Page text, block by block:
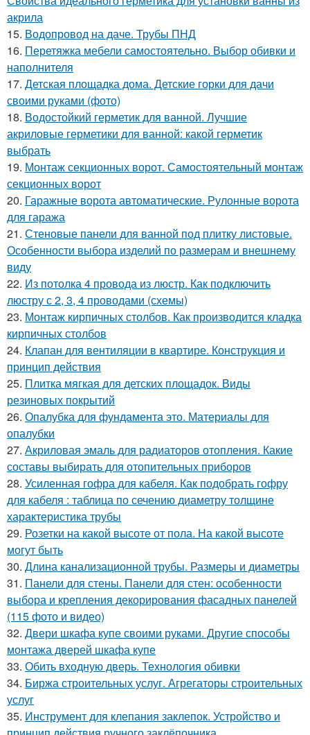
акрила
15. Водопровод на даче. Трубы ПНД
16. Перетяжка мебели самостоятельно. Выбор обивки и
наполнителя
17. Детская площадка дома. Детские горки для дачи
своими руками (фото)
18. Водостойкий герметик для ванной. Лучшие
акриловые герметики для ванной: какой герметик
выбрать
19. Монтаж секционных ворот. Самостоятельный монтаж
секционных ворот
20. Гаражные ворота автоматические. Рулонные ворота
для гаража
21. Стеновые панели для ванной под плитку листовые.
Особенности выбора изделий по размерам и внешнему
виду
22. Из потолка 4 провода из люстр. Как подключить
люстру с 2, 3, 4 проводами (схемы)
23. Монтаж кирпичных столбов. Как производится кладка
кирпичных столбов
24. Клапан для вентиляции в квартире. Конструкция и
принцип действия
25. Плитка мягкая для детских площадок. Виды
резиновых покрытий
26. Опалубка для фундамента это. Материалы для
опалубки
27. Акриловая эмаль для радиаторов отопления. Какие
составы выбирать для отопительных приборов
28. Усиленная гофра для кабеля. Как подобрать гофру
для кабеля : таблица по сечению диаметру толщине
характеристика трубы
29. Розетки на какой высоте от пола. На какой высоте
могут быть
30. Длина канализационной трубы. Размеры и диаметры
31. Панели для стены. Панели для стен: особенности
выбора и крепления декорирования фасадных панелей
(115 фото и видео)
32. Двери шкафа купе своими руками. Другие способы
монтажа дверей шкафа купе
33. Обить входную дверь. Технология обивки
34. Биржа строительных услуг. Агрегаторы строительных
услуг
35. Инструмент для клепания заклепок. Устройство и